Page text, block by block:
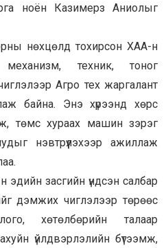
ноён Казимерз Аниолыг
нөхцөлд тохирсон ХАА-н
техник, тоног
Агро тех жаргалант
байна. Энэ хүрээнд хөрс
төмс хураах машин зэрэг
нэвтрүүлэхээр ажиллаж
засгийн үндсэн салбар
дэмжих чиглэлээр төрөөс
хөтөлбөрийн талаар
үйлдвэрлэлийн бүтээмж,